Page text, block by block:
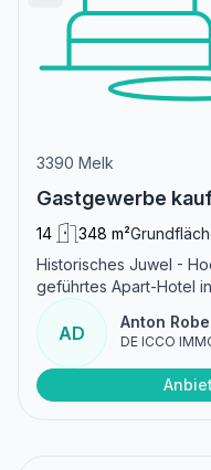
3390 Melk
Gastgewerbe
14 348 m²
Historisches Juwel -
geführtes Apart-Hotel
AD
Anton
DE ICCO